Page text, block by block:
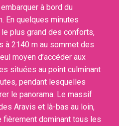
à bord du
En quelques minutes
plus grand des conforts,
à 2140 m au sommet des
moyen d’accéder aux
situées au point culminant
pendant lesquelles
le panorama. Le massif
Aravis et là-bas au loin,
dominant tous les